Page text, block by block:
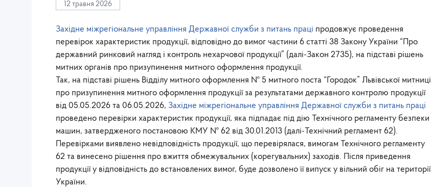
12 травня 2026
Західне міжрегіональне управління Державної служби з питань праці продовжує проведення
перевірок характеристик продукції, відповідно до вимог частини 6 статті 38 Закону України “Про
державний ринковий нагляд і контроль нехарчової продукції” (далі-Закон 2735), на підставі рішень
митних органів про призупинення митного оформлення продукції.
Так, на підставі рішень Відділу митного оформлення № 5 митного поста “Городок” Львівської митниці
про призупинення митного оформлення продукції за результатами державного контролю продукції
від 05.05.2026 та 06.05.2026, Західне міжрегіональне управління Державної служби з питань праці
проведено перевірки характеристик продукції, яка підпадає під дію Технічного регламенту безпеки
машин, затвердженого постановою КМУ № 62 від 30.01.2013 (далі-Технічний регламент 62).
Перевірками виявлено невідповідність продукції, що перевірялася, вимогам Технічного регламенту
62 та винесено рішення про вжиття обмежувальних (корегувальних) заходів. Після приведення
продукції у відповідність до встановлених вимог, буде дозволено її випуск у вільний обіг на території
України.